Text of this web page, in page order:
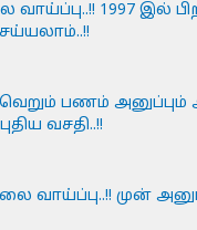
வாய்ப்பு..!! 1997 இல்
வெறும் பணம்
வசதி..!!
வாய்ப்பு..!! முன்